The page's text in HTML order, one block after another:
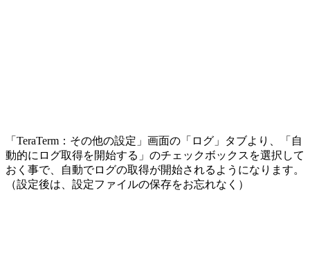
「TeraTerm：その他の設定」画面の「ログ」タブより、「自
動的にログ取得を開始する」のチェックボックスを選択して
おく事で、自動でログの取得が開始されるようになります。
（設定後は、設定ファイルの保存をお忘れなく）